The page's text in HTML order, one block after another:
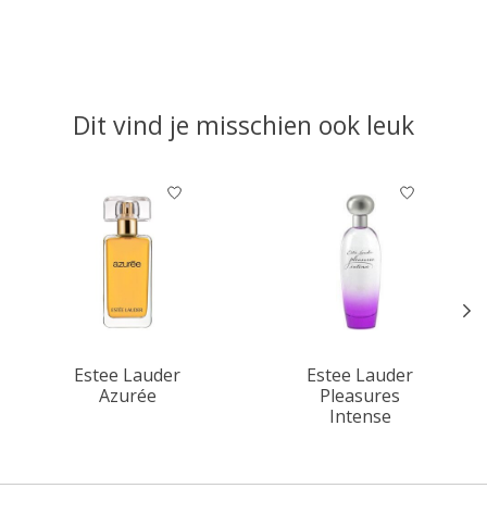
Dit vind je misschien ook leuk
Items van productcarrousel
Estee Lauder
Azurée
Estee Lauder
Pleasures
Intense